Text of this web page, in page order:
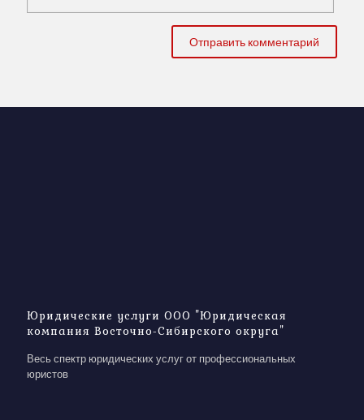
Юридические услуги ООО "Юридическая
компания Восточно-Сибирского округа"
Весь спектр юридических услуг от профессиональных
юристов